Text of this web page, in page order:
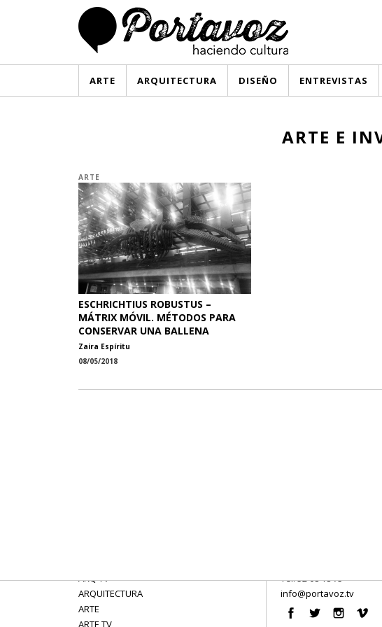
ARTE ARQUITECTURA DISEÑO ENTREVISTAS
ARTE E
ARTE
ESCHRICHTIUS ROBUSTUS –
MÁTRIX MÓVIL. MÉTODOS PARA
CONSERVAR UNA BALLENA
Zaira Espíritu
08/05/2018
ARQ TV
ARQUITECTURA
ARTE
ARTE TV
Tel: 52 08 18 75
info@portavoz.tv